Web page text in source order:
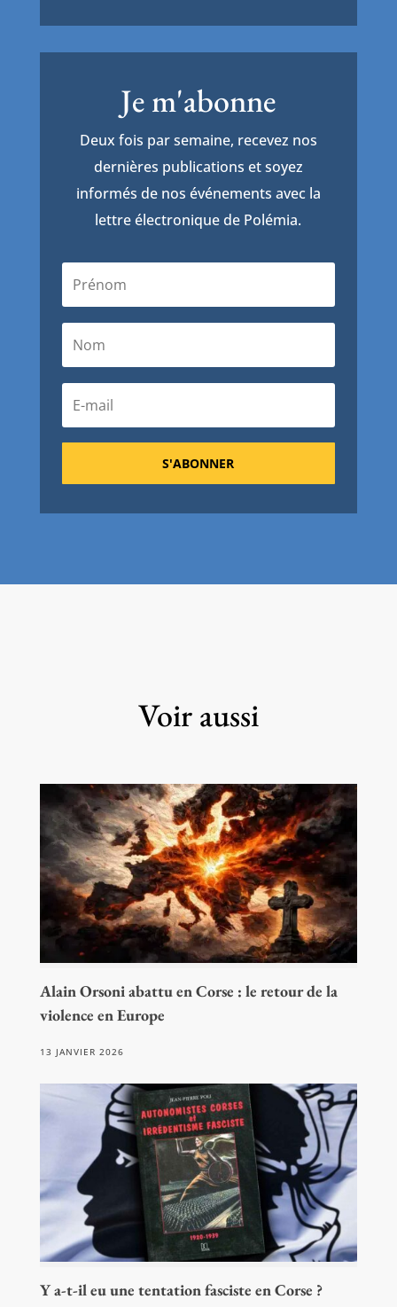
Je m'abonne
Deux fois par semaine, recevez nos
dernières publications et soyez
informés de nos événements avec la
lettre électronique de Polémia.
S'ABONNER
Voir aussi
Alain Orsoni abattu en Corse : le retour de la
violence en Europe
13 JANVIER 2026
Y a-t-il eu une tentation fasciste en Corse ?